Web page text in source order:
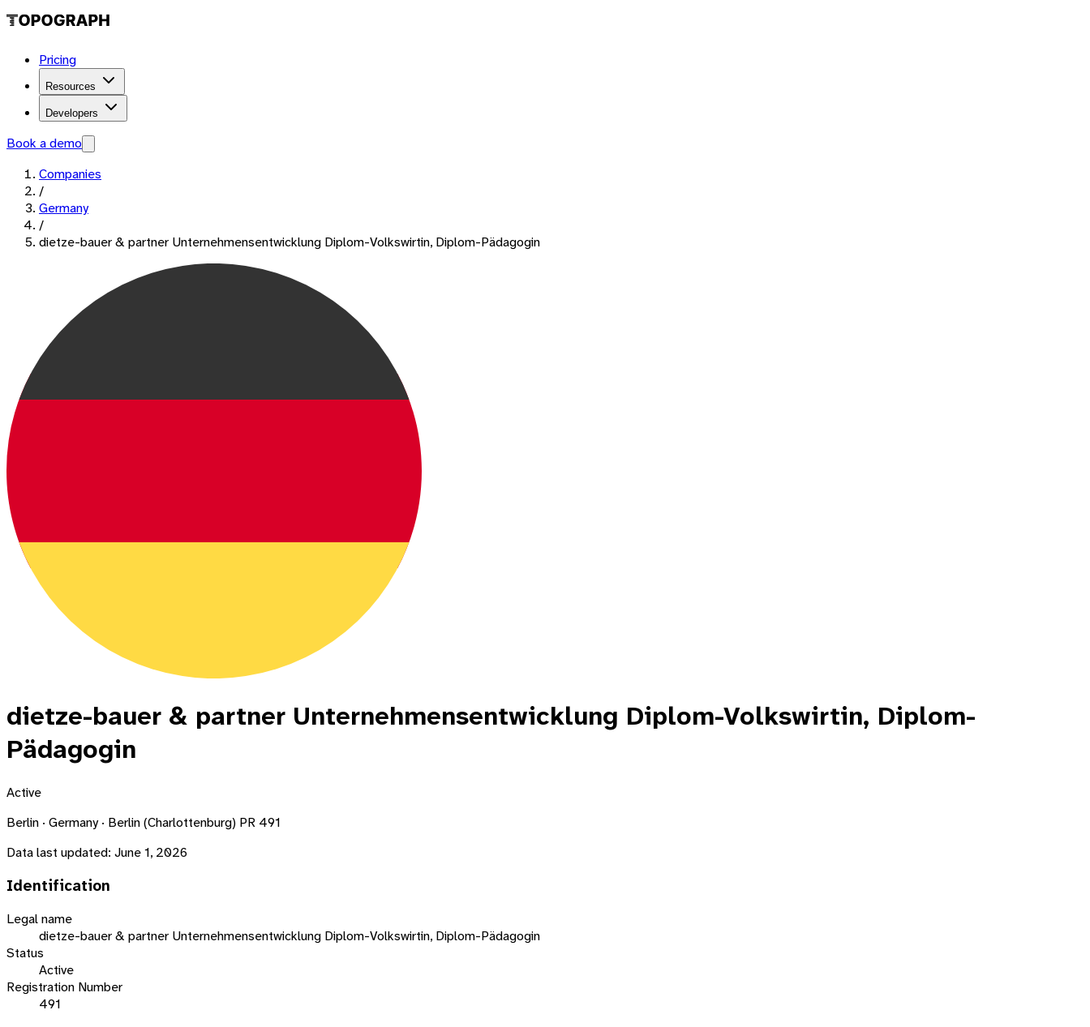
Pricing
Resources
Developers
Book a demo
Companies
/
Germany
/
dietze-bauer & partner Unternehmensentwicklung Diplom-Volkswirtin, Diplom-Pädagogin
dietze-bauer & partner Unternehmensentwicklung Diplom-Volkswirtin, Diplom-
Pädagogin
Active
Berlin · Germany · Berlin (Charlottenburg) PR 491
Data last updated: June 1, 2026
Identification
Legal name
dietze-bauer & partner Unternehmensentwicklung Diplom-Volkswirtin, Diplom-Pädagogin
Status
Active
Registration Number
491